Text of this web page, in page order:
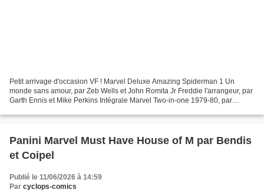
Petit arrivage d'occasion VF ! Marvel Deluxe Amazing Spiderman 1 Un
monde sans amour, par Zeb Wells et John Romita Jr Freddie l'arrangeur, par
Garth Ennis et Mike Perkins Intégrale Marvel Two-in-one 1979-80, par
Panini Marvel Must Have House of M par Bendis
et Coipel
Publié le 11/06/2026 à 14:59
Par cyclops-comics